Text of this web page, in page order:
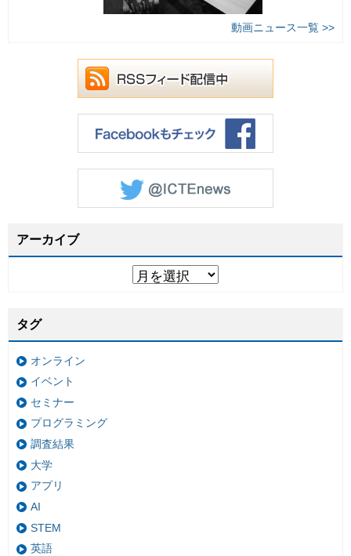
動画ニュース一覧 >>
アーカイブ
タグ
オンライン
イベント
セミナー
プログラミング
調査結果
大学
アプリ
AI
STEM
英語